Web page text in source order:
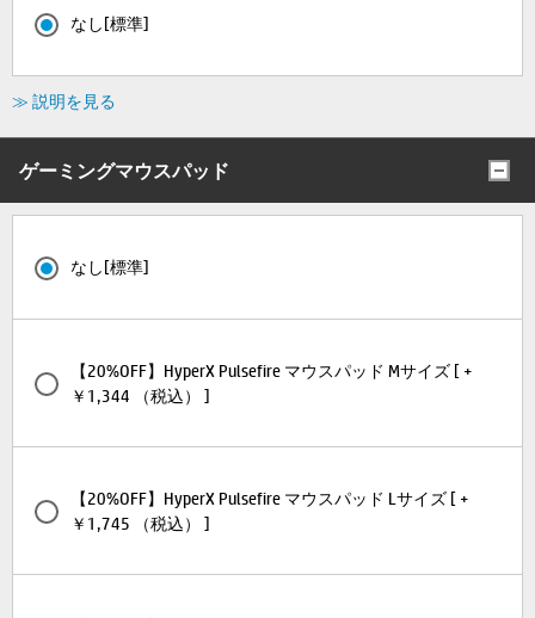
なし[標準]
≫ 説明を見る
ゲーミングマウスパッド
なし[標準]
【20%OFF】HyperX Pulsefire マウスパッド Mサイズ [ +
￥1,344 （税込） ]
【20%OFF】HyperX Pulsefire マウスパッド Lサイズ [ +
￥1,745 （税込） ]